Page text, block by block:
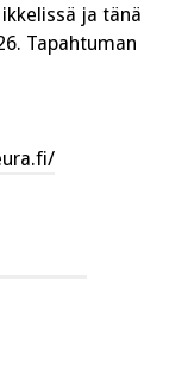
ja tänä
Tapahtuman